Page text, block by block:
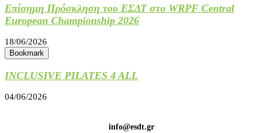
Επίσημη Πρόσκληση του ΕΣΔΤ στο WRPF Central
European Championship 2026
18/06/2026
Bookmark
INCLUSIVE PILATES 4 ALL
04/06/2026
info@esdt.gr